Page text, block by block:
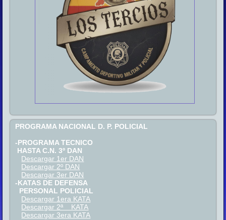
PROGRAMA NACIONAL D. P. POLICIAL
-PROGRAMA TECNICO
HASTA C.N. 3º DAN
Descargar 1er DAN
Descargar 2º DAN
Descargar 3er DAN
-KATAS DE DEFENSA
PERSONAL POLICIAL
Descargar 1era KATA
Descargar 2ª KATA
Descargar 3era KATA